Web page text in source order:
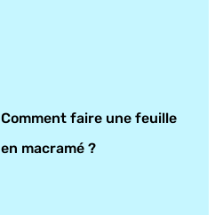
Comment faire une feuille
en macramé ?